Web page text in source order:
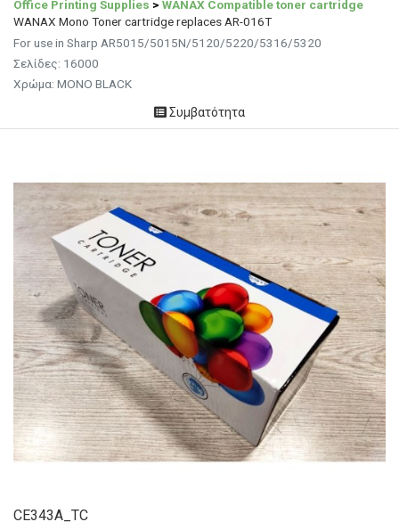
Office Printing Supplies > WANAX Compatible toner cartridge
WANAX Mono Toner cartridge replaces AR-016T
For use in Sharp AR5015/5015N/5120/5220/5316/5320
Σελίδες: 16000
Χρώμα: MONO BLACK
Συμβατότητα
CE343A_TC